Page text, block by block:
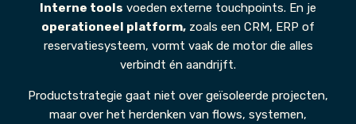
Interne tools voeden externe touchpoints. En je
operationeel platform, zoals een CRM, ERP of
reservatiesysteem, vormt vaak de motor die alles
verbindt én aandrijft.
Productstrategie gaat niet over geïsoleerde projecten,
maar over het herdenken van flows, systemen,